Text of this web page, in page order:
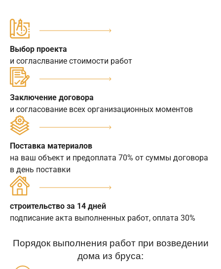
Выбор проекта
и согласлвание стоимости работ
Заключение договора
и согласование всех организационных моментов
Поставка материалов
на ваш объект и предоплата 70% от суммы договора
в день поставки
строительство за 14 дней
подписание акта выполненных работ, оплата 30%
Порядок выполнения работ при возведении
дома из бруса: